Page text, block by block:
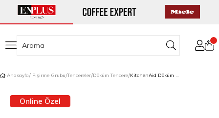
Anasayfa Pişirme Grubu Tencereler Döküm Tencere KitchenAid Döküm Tencere 26 cm Empire Red
Online Özel